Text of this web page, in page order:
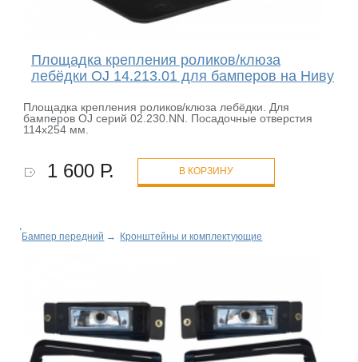
Площадка крепления роликов/клюза
лебёдки OJ 14.213.01 для бамперов на Ниву
Площадка крепления роликов/клюза лебёдки. Для
бамперов OJ серий 02.230.NN. Посадочные отверстия
114х254 мм.
1 600 Р. В КОРЗИНУ
Бампер передний → Кронштейны и комплектующие